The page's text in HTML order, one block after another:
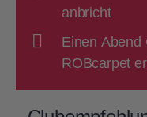
anbricht
Einen Abend
ROBcarpet